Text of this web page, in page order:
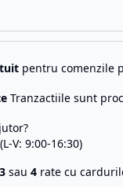
pentru comenzile
Tranzactiile sunt
(L-V: 9:00-16:30)
3 sau 4 rate cu